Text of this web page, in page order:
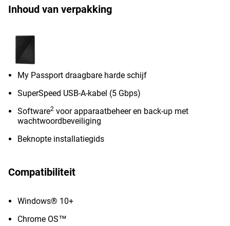
Inhoud van verpakking
My Passport draagbare harde schijf
SuperSpeed USB-A-kabel (5 Gbps)
Software2 voor apparaatbeheer en back-up met
wachtwoordbeveiliging
Beknopte installatiegids
Compatibiliteit
Windows® 10+
Chrome OS™